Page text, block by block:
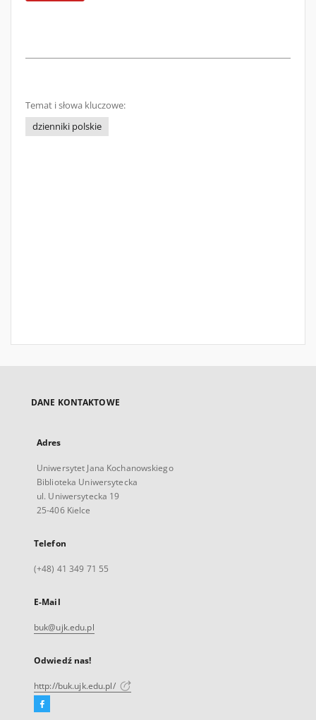
Temat i słowa kluczowe:
dzienniki polskie
DANE KONTAKTOWE
Adres
Uniwersytet Jana Kochanowskiego
Biblioteka Uniwersytecka
ul. Uniwersytecka 19
25-406 Kielce
Telefon
(+48) 41 349 71 55
E-Mail
buk@ujk.edu.pl
Odwiedź nas!
http://buk.ujk.edu.pl/
Facebook